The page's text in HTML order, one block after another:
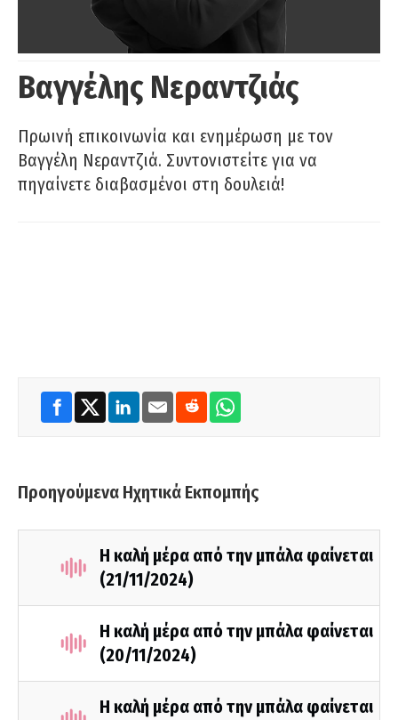
Βαγγέλης Νεραντζιάς
Πρωινή επικοινωνία και ενημέρωση με τον
Βαγγέλη Νεραντζιά. Συντονιστείτε για να
πηγαίνετε διαβασμένοι στη δουλειά!
Προηγούμενα Ηχητικά Εκπομπής
Η καλή μέρα από την μπάλα φαίνεται
(21/11/2024)
Η καλή μέρα από την μπάλα φαίνεται
(20/11/2024)
Η καλή μέρα από την μπάλα φαίνεται